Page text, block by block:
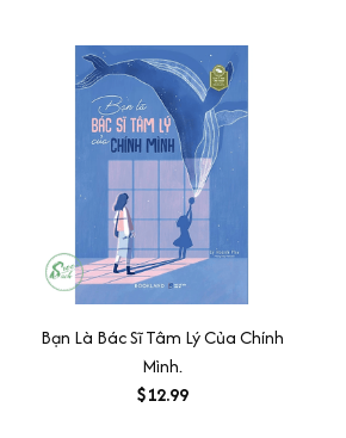
Bạn Là Bác Sĩ Tâm Lý Của Chính
Mình.
$12.99